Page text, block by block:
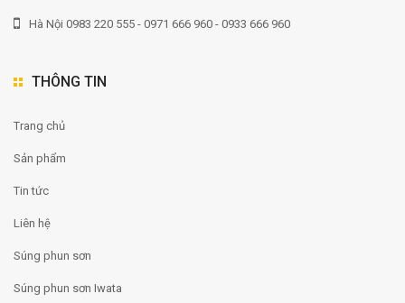
Hà Nội 0983 220 555 - 0971 666 960 - 0933 666 960
THÔNG TIN
Trang chủ
Sản phẩm
Tin tức
Liên hệ
Súng phun sơn
Súng phun sơn Iwata